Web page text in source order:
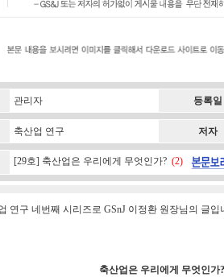
관리자 등록일
축산업 연구 저자
[29호] 축산업은 우리에게 무엇인가? (2)
연구 네번째 시리즈로 GSnJ 이정환 원장님의 글입
축산업은 우리에게 무엇인가?